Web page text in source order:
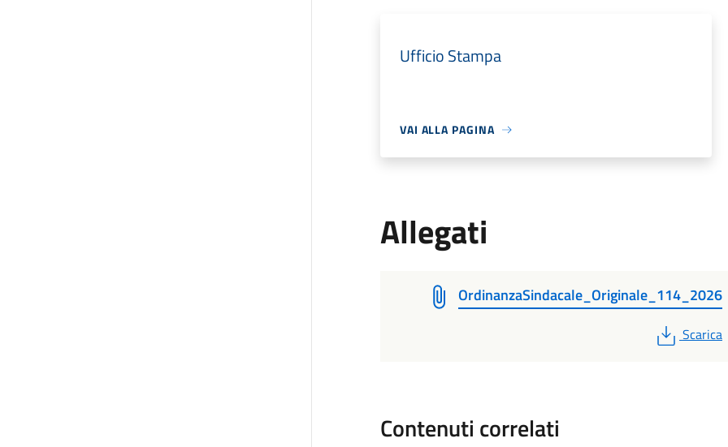
Ufficio Stampa
VAI ALLA PAGINA
Allegati
OrdinanzaSindacale_Originale_114_2026
PDF
Scarica
Contenuti correlati